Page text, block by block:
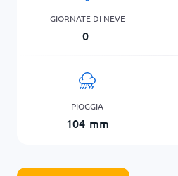
GIORNATE DI NEVE
0
PIOGGIA
104 mm